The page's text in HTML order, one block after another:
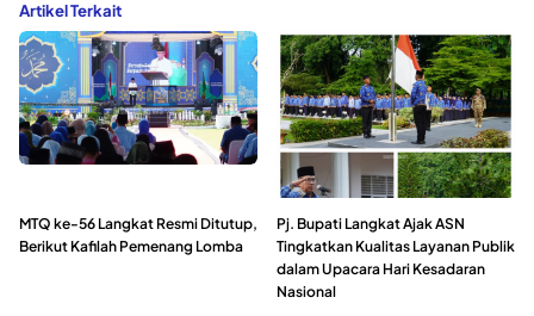
Artikel Terkait
MTQ ke-56 Langkat Resmi Ditutup,
Berikut Kafilah Pemenang Lomba
Pj. Bupati Langkat Ajak ASN
Tingkatkan Kualitas Layanan Publik
dalam Upacara Hari Kesadaran
Nasional